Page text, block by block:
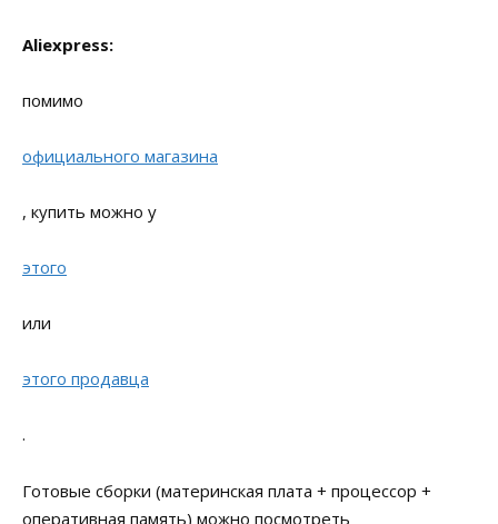
Aliexpress:
помимо
официального магазина
, купить можно у
этого
или
этого продавца
.
Готовые сборки (материнская плата + процессор +
оперативная память) можно посмотреть